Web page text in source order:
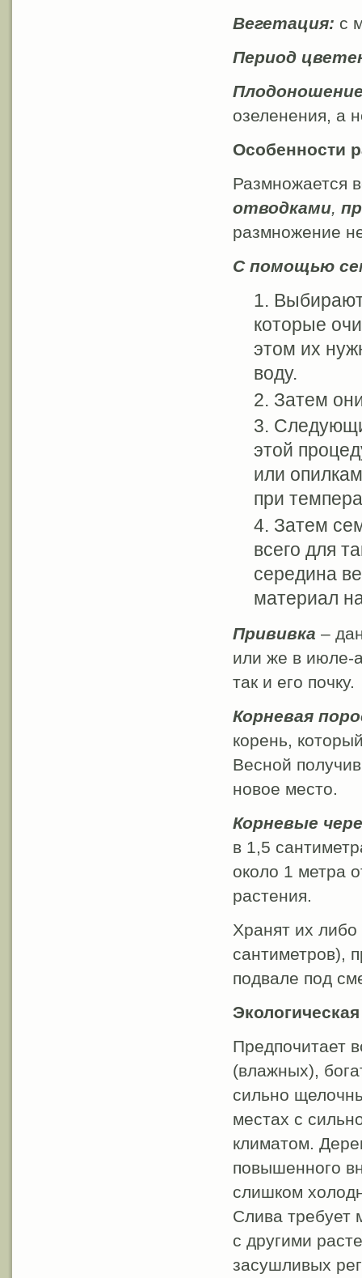
Вегетация: с
Период
озеленения, а
Особенности
Размножается
отводками,
размножение
С помощью
которые
этом их
воду.
Затем
этой
или
при
Затем
всего для
середина
материал
Прививка –
или же в июле-
так и его почку.
Корневая
корень,
Весной
новое место.
Корневые
в 1,5
около 1 метра
растения.
Хранят их
сантиметров),
подвале под
Предпочитает
(влажных),
сильно
местах с
климатом.
повышенного
слишком
Слива требует
с другими
засушливых